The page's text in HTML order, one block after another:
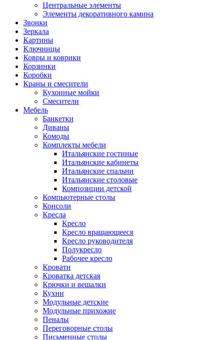
Центральные элементы
Элементы декоративного камина
Звонки
Зеркала
Картины
Ключницы
Ковры и коврики
Корзинки
Коробки
Краны и смесители
Кухонные мойки
Смесители
Мебель
Банкетки
Диваны
Комоды
Комплекты мебели
Итальянские гостиные
Итальянские кабинеты
Итальянские спальни
Итальянские столовые
Композиции детской
Компьютерные столы
Консоли
Кресла
Кресло
Кресло вращающееся
Кресло руководителя
Полукресло
Рабочее кресло
Кровати
Кроватка детская
Крючки и вешалки
Кухни
Модульные детские
Модульные прихожие
Пеналы
Переговорные столы
Письменные столы